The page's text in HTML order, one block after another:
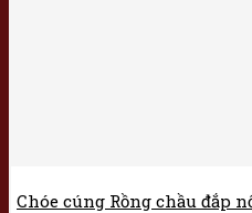
Chóe cúng Rồng chầu đắp